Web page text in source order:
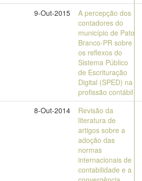
9-Out-2015
A percepção dos
contadores do
município de Pato
Branco-PR sobre
os reflexos do
Sistema Público
de Escrituração
Digital (SPED) na
profissão contábil
8-Out-2014
Revisão da
literatura de
artigos sobre a
adoção das
normas
internacionais de
contabilidade e a